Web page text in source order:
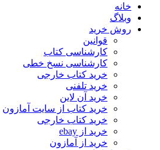
خانه
وبلاگ
روش خرید
قوانین
کارشناسی کتاب
کارشناسی نسخ خطی
خرید کتاب خارجی
خرید تلفنی
خرید آن لاین
خرید کتاب از سایت آمازون
خرید کتاب خارجی
خرید از ebay
خرید از آمازون